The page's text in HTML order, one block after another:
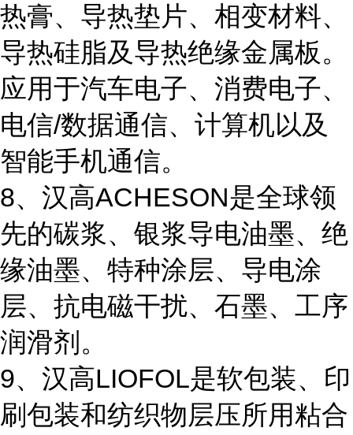
热膏、导热垫片、相变材料、
导热硅脂及导热绝缘金属板。
应用于汽车电子、消费电子、
电信/数据通信、计算机以及
智能手机通信。
8、汉高ACHESON是全球领
先的碳浆、银浆导电油墨、绝
缘油墨、特种涂层、导电涂
层、抗电磁干扰、石墨、工序
润滑剂。
9、汉高LIOFOL是软包装、印
刷包装和纺织物层压所用粘合